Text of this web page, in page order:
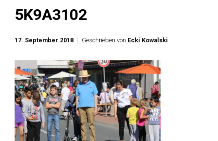
5K9A3102
17. September 2018 Geschrieben von Ecki Kowalski